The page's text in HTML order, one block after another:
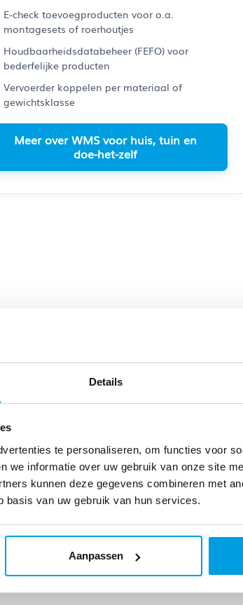
Details
te personaliseren, om functies voor
we informatie over uw gebruik van onze site
kunnen deze gegevens combineren met
basis van uw gebruik van hun services.
Aanpassen
E-check toevoegproducten voor o.a.
montagesets of roerhoutjes
Houdbaarheidsdatabeheer (FEFO) voor
bederfelijke producten
Vervoerder koppelen per materiaal of
gewichtsklasse
Meer over WMS voor huis, tuin en
doe-het-zelf
dan3.000